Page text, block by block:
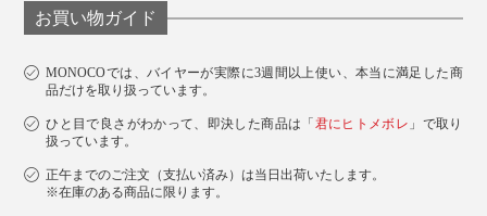
お買い物ガイド
MONOCOでは、バイヤーが実際に3週間以上使い、本当に満足した商
品だけを取り扱っています。
ひと目で良さがわかって、即決した商品は「 君にヒトメボレ 」で取り
扱っています。
正午までのご注文（支払い済み）は当日出荷いたします。
※在庫のある商品に限ります。